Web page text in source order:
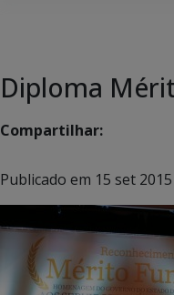
Diploma
Compartilhar:
Publicado em 15 set 2015